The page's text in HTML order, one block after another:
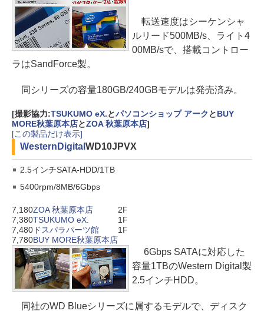
転送速度はシーケンシャ
ルリード500MB/s、ライト4
00MB/sで、搭載コントロー
ラはSandForce製。
同シリーズの容量180GB/240GBモデルは発売済み。
[撮影協力:TSUKUMO eX.とパソコンショップ アーク とBUY
MORE秋葉原本店とZOA 秋葉原本店]
[この製品だけ表示]
WesternDigital WD10JPVX
2.5インチSATA-HDD/1TB
5400rpm/8MB/6Gbps
7,180ZOA 秋葉原本店
2F
7,380TSUKUMO eX.
1F
7,480 ドスパラパーツ館
1F
7,780BUY MORE秋葉原本店
6Gbps SATAに対応した
容量1TBのWestern Digital製
2.5インチHDD。
同社のWD Blueシリーズに属するモデルで、ディスク